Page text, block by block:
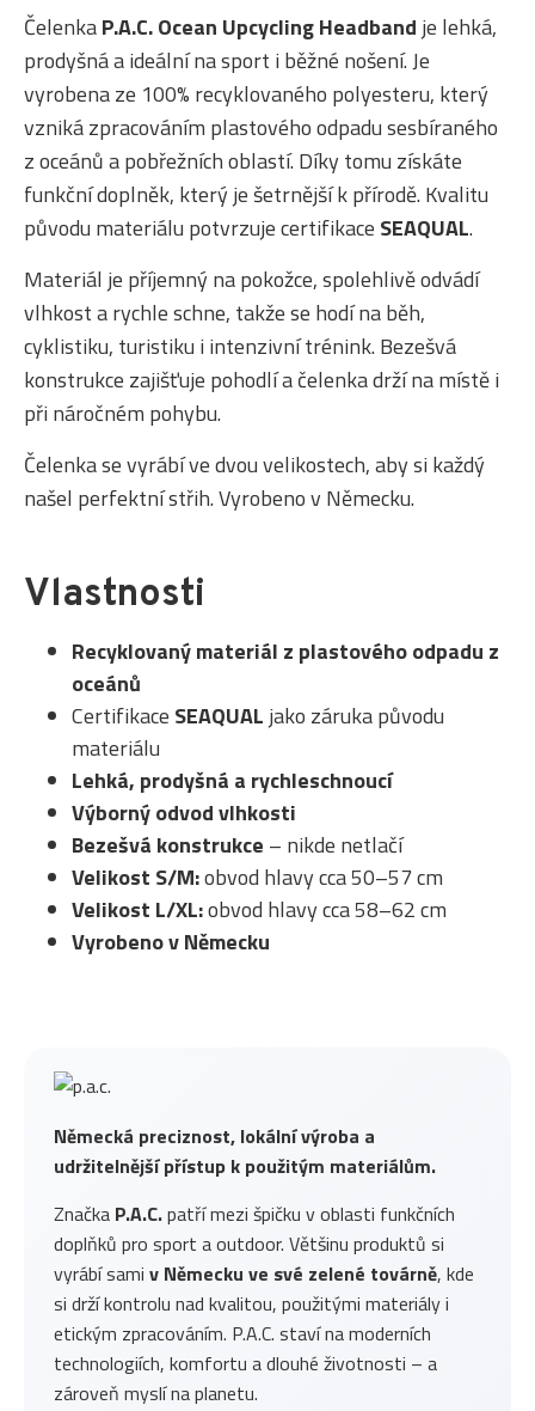
Německá preciznost, lokální výroba a
udržitelnější přístup k použitým materiálům.
Značka P.A.C.patří mezi špičku v oblasti funkčních
doplňků pro sport a outdoor. Většinu produktů si
vyrábí sami v Německu ve své zelené továrně, kde
si drží kontrolu nad kvalitou, použitými materiály i
etickým zpracováním. P.A.C. staví na moderních
technologiích, komfortu a dlouhé životnosti – a
zároveň myslí na planetu.
ČelenkaP.A.C. Ocean Upcycling Headband je lehká,
prodyšná a ideální na sport i běžné nošení. Je
vyrobena ze 100% recyklovaného polyesteru, který
vzniká zpracováním plastového odpadu sesbíraného
z oceánů a pobřežních oblastí. Díky tomu získáte
funkční doplněk, který je šetrnější k přírodě. Kvalitu
původu materiálu potvrzuje certifikace SEAQUAL.
Materiál je příjemný na pokožce, spolehlivě odvádí
vlhkost a rychle schne, takže se hodí na běh,
cyklistiku, turistiku i intenzivní trénink. Bezešvá
konstrukce zajišťuje pohodlí a čelenka drží na místě i
při náročném pohybu.
Čelenka se vyrábí ve dvou velikostech, aby si každý
našel perfektní střih. Vyrobeno v Německu.
Vlastnosti
Recyklovaný materiál z plastového odpadu z
oceánů
Certifikace SEAQUAL jako záruka původu
materiálu
Lehká, prodyšná a rychleschnoucí
Výborný odvod vlhkosti
Bezešvá konstrukce – nikde netlačí
Velikost S/M:obvod hlavy cca 50–57 cm
Velikost L/XL:obvod hlavy cca 58–62 cm
Vyrobeno v Německu